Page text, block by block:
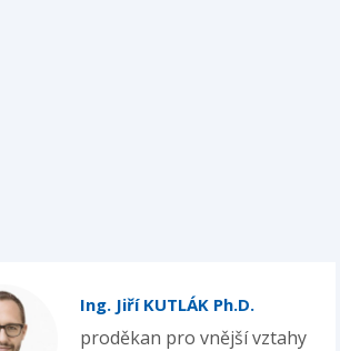
Ing. Jiří KUTLÁK Ph.D.
proděkan pro vnější vztahy